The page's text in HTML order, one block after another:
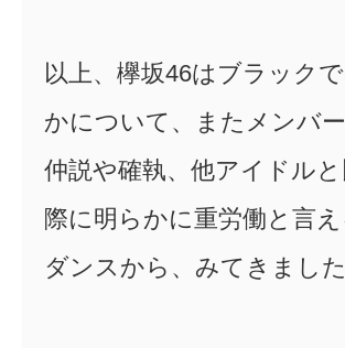
以上、欅坂46はブラック
かについて、またメンバ
仲説や確執、他アイドル
際に明らかに重労働と言
ダンスから、みてきました